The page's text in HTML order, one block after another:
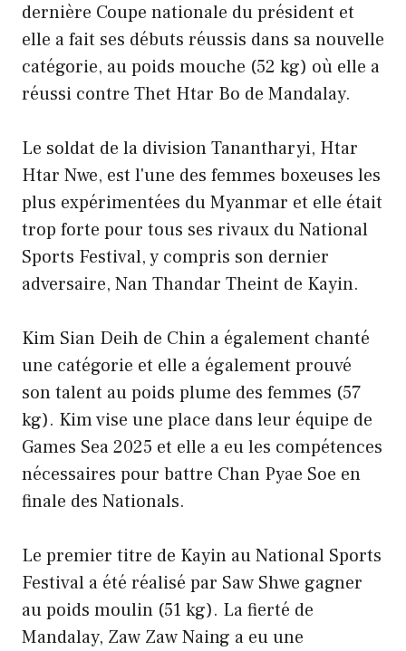
dernière Coupe nationale du président et
elle a fait ses débuts réussis dans sa nouvelle
catégorie, au poids mouche (52 kg) où elle a
réussi contre Thet Htar Bo de Mandalay.
Le soldat de la division Tanantharyi, Htar
Htar Nwe, est l'une des femmes boxeuses les
plus expérimentées du Myanmar et elle était
trop forte pour tous ses rivaux du National
Sports Festival, y compris son dernier
adversaire, Nan Thandar Theint de Kayin.
Kim Sian Deih de Chin a également chanté
une catégorie et elle a également prouvé
son talent au poids plume des femmes (57
kg). Kim vise une place dans leur équipe de
Games Sea 2025 et elle a eu les compétences
nécessaires pour battre Chan Pyae Soe en
finale des Nationals.
Le premier titre de Kayin au National Sports
Festival a été réalisé par Saw Shwe gagner
au poids moulin (51 kg). La fierté de
Mandalay, Zaw Zaw Naing a eu une